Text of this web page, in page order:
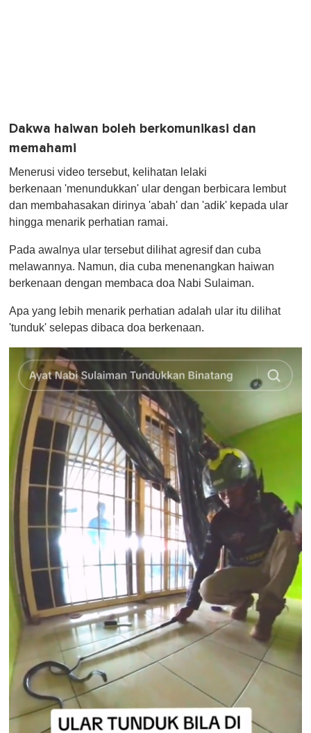
Dakwa haiwan boleh berkomunikasi dan
memahami
Menerusi video tersebut, kelihatan lelaki
berkenaan 'menundukkan' ular dengan berbicara lembut
dan membahasakan dirinya 'abah' dan 'adik' kepada ular
hingga menarik perhatian ramai.
Pada awalnya ular tersebut dilihat agresif dan cuba
melawannya. Namun, dia cuba menenangkan haiwan
berkenaan dengan membaca doa Nabi Sulaiman.
Apa yang lebih menarik perhatian adalah ular itu dilihat
'tunduk' selepas dibaca doa berkenaan.